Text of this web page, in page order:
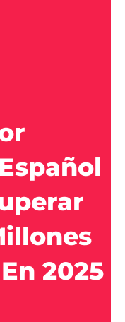
2025